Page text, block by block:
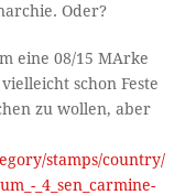
Oder?
eine 08/15 MArke
schon Feste
zu wollen, aber
stamps/country/
_4_sen_carmine-